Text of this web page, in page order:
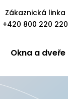
Zákaznická linka
+420 800 220 220
Okna a dveře